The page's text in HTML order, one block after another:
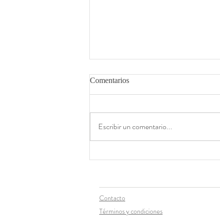
Comentarios
Escribir un comentario...
Contacto
Términos y condiciones